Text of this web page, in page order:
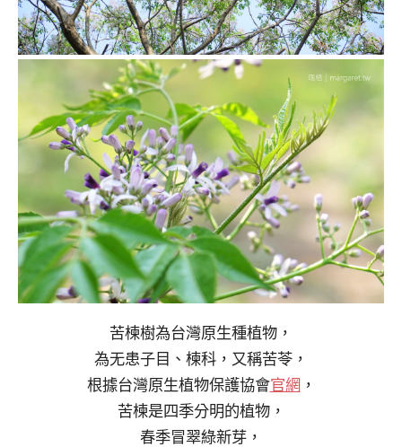
苦楝樹為台灣原生種植物，
為无患子目、楝科，又稱苦苓，
根據台灣原生植物保護協會官網 ，
苦楝是四季分明的植物，
春季冒翠綠新芽，